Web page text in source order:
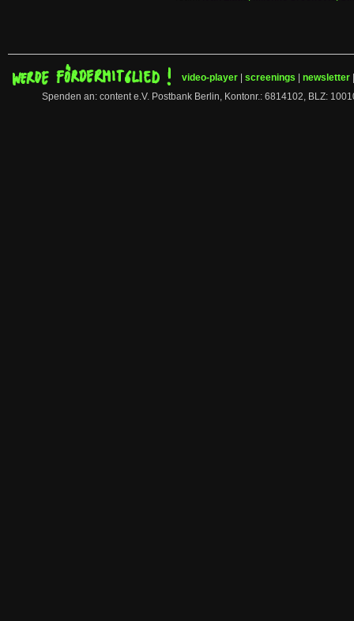
video-player screenings newsletter
Spenden an: content e.V. Postbank Berlin, Kontonr.: 6814102, BLZ: